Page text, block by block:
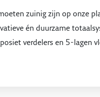
zuinig zijn op onze
én duurzame
verdelers en 5-lagen